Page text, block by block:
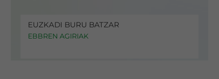
EUZKADI BURU BATZAR
EBBREN AGIRIAK